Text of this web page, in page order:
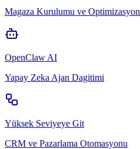
Magaza Kurulumu ve Optimizasyon
OpenClaw AI
Yapay Zeka Ajan Dagitimi
Yüksek Seviyeye Git
CRM ve Pazarlama Otomasyonu